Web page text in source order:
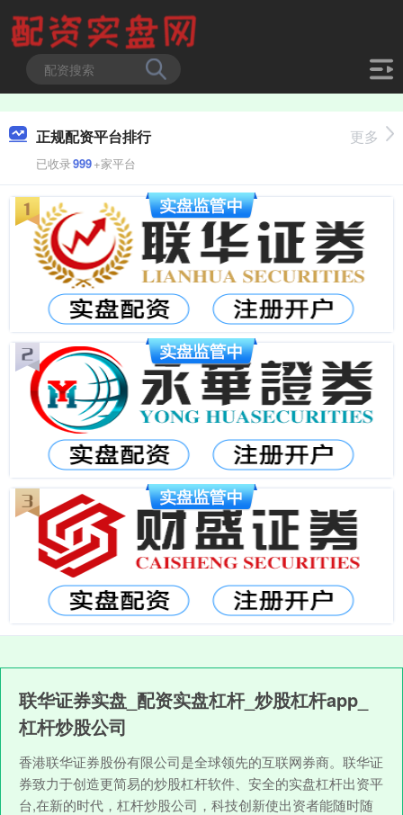
正规配资平台排行
已收录999+家平台
更多
联华证券实盘_配资实盘杠杆_炒股杠杆app_
杠杆炒股公司
香港联华证券股份有限公司是全球领先的互联网券商。联华证
券致力于创造更简易的炒股杠杆软件、安全的实盘杠杆出资平
台,在新的时代，杠杆炒股公司，科技创新使出资者能随时随